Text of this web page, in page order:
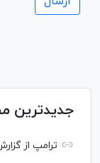
جدیدترین
ترامپ از